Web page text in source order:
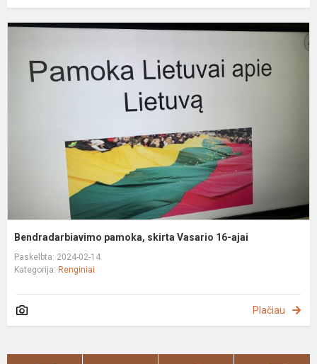
Bendradarbiavimo pamoka, skirta Vasario 16-ajai
Paskelbta: 2024-02-14
Kategorija: Renginiai
Plačiau